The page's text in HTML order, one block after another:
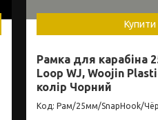
Купити
Рамка для карабіна
Loop WJ, Woojin
колір Чорний
Рам/25мм/SnapHook/